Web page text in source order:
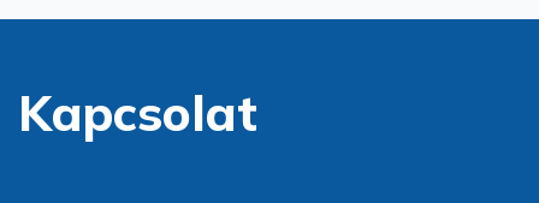
Kapcsolat